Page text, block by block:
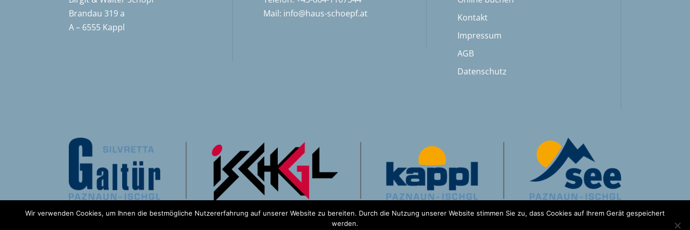
Brandau 319 a
A – 6555 Kappl
Mail: info@haus-schoepf.at
Kontakt
Impressum
AGB
Datenschutz
Wir verwenden Cookies, um Ihnen die bestmögliche Nutzererfahrung auf unserer Website zu bereiten. Durch die Nutzung unserer Website stimmen Sie zu, dass Cookies auf Ihrem Gerät gespeichert
werden.